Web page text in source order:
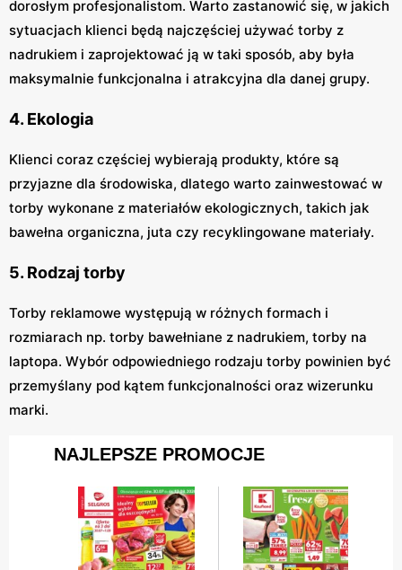
dorosłym profesjonalistom. Warto zastanowić się, w jakich
sytuacjach klienci będą najczęściej używać torby z
nadrukiem i zaprojektować ją w taki sposób, aby była
maksymalnie funkcjonalna i atrakcyjna dla danej grupy.
4. Ekologia
Klienci coraz częściej wybierają produkty, które są
przyjazne dla środowiska, dlatego warto zainwestować w
torby wykonane z materiałów ekologicznych, takich jak
bawełna organiczna, juta czy recyklingowane materiały.
5. Rodzaj torby
Torby reklamowe występują w różnych formach i
rozmiarach np. torby bawełniane z nadrukiem, torby na
laptopa. Wybór odpowiedniego rodzaju torby powinien być
przemyślany pod kątem funkcjonalności oraz wizerunku
marki.